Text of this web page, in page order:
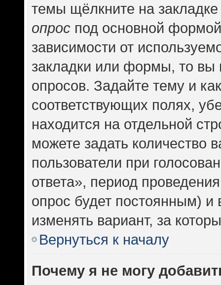
темы щёлкните на
опрос под основной
зависимости от
закладки или формы, то вы
опросов. Задайте тему и
соответствующих полях,
находится на отдельной
можете задать количество
пользователи при
ответа», период
опрос будет постоянным) и
изменять вариант, за
Вернуться к началу
Почему я не могу